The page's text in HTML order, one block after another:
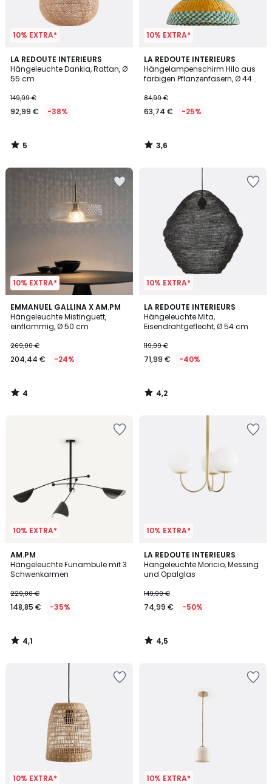
10% EXTRA*
LA REDOUTE INTERIEURS
Hängeleuchte Dankia, Rattan, Ø
55 cm
149,99 €
92,99 € -38%
5
/
5
5
/
10% EXTRA*
LA REDOUTE INTERIEURS
Hängelampenschirm Hilo aus
farbigen Pflanzenfasern, Ø 44
84,99 €
63,74 € -25%
3,6
/ 5
3,6
/
10% EXTRA*
EMMANUEL GALLINA X AM.PM
Hängeleuchte Mistinguett,
einflammig, Ø 50 cm
269,00 €
204,44 € -24%
4
/
5
4
/
10% EXTRA*
LA REDOUTE INTERIEURS
Hängeleuchte Mita,
Eisendrahtgeflecht, Ø 54 cm
119,99 €
71,99 € -40%
4,2
/ 5
4,2
/
10% EXTRA*
AM.PM
Hängeleuchte Funambule mit 3
Schwenkarmen
229,00 €
148,85 € -35%
4,1
/ 5
4,1
/
10% EXTRA*
LA REDOUTE INTERIEURS
Hängeleuchte Moricio, Messing
und Opalglas
149,99 €
74,99 € -50%
4,5
/ 5
4,5
/
10% EXTRA* 10% EXTRA*